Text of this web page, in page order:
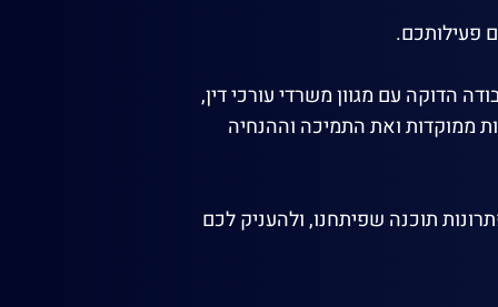
פעילותכם.
הדוקה עם מגוון משרדי עורכי דין,
ממוקדות ואת התמיכה וההנחיה
תוכנה שפיתחנו, ולהעניק לכם